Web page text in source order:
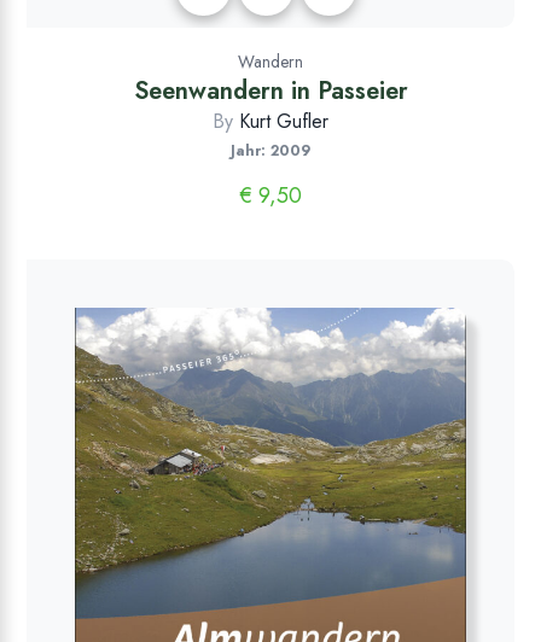
Wandern
Seenwandern in Passeier
By Kurt Gufler
Jahr: 2009
€ 9,50